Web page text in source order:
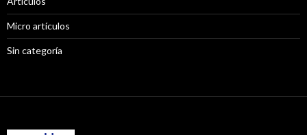
Micro artículos
Sin categoría